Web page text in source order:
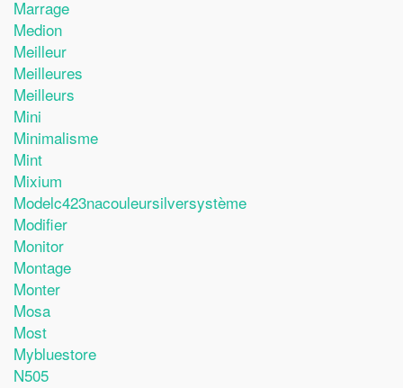
Marrage
Medion
Meilleur
Meilleures
Meilleurs
Mini
Minimalisme
Mint
Mixium
Modelc423nacouleursilversystème
Modifier
Monitor
Montage
Monter
Mosa
Most
Mybluestore
N505